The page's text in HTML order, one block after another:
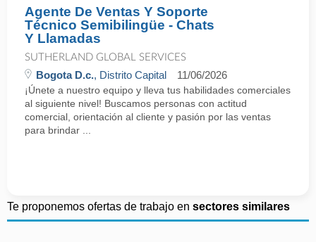
Agente De Ventas Y Soporte
Técnico Semibilingüe - Chats
Y Llamadas
SUTHERLAND GLOBAL SERVICES
Bogota D.c., Distrito Capital 11/06/2026
¡Únete a nuestro equipo y lleva tus habilidades comerciales
al siguiente nivel! Buscamos personas con actitud
comercial, orientación al cliente y pasión por las ventas
para brindar ...
Te proponemos ofertas de trabajo en sectores similares